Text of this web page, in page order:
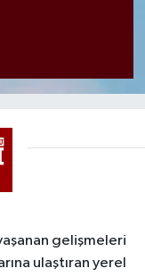
gelişmeleri
ulaştıran yerel